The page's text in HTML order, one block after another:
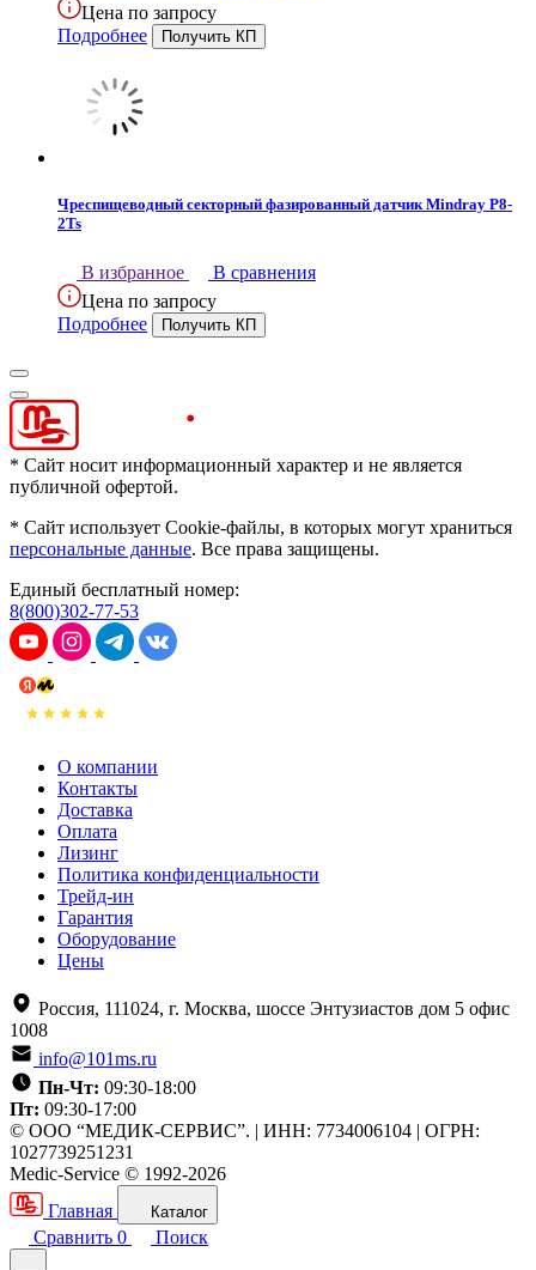
Цена по запросу
Подробнее
Чреспищеводный секторный фазированный датчик Mindray P8-
2Ts
В избранное
В сравнения
Цена по запросу
Подробнее
* Сайт носит информационный характер и не является
публичной офертой.
* Сайт использует Cookie-файлы, в которых могут храниться
персональные данные. Все права защищены.
Единый бесплатный номер:
8(800)302-77-53
О компании
Контакты
Доставка
Оплата
Лизинг
Политика конфиденциальности
Трейд-ин
Гарантия
Оборудование
Цены
Россия, 111024, г. Москва, шоссе Энтузиастов дом 5 офис
1008
info@101ms.ru
Пн-Чт: 09:30-18:00
Пт: 09:30-17:00
© ООО “МЕДИК-СЕРВИС”. | ИНН: 7734006104 | ОГРН:
1027739251231
Medic-Service © 1992-2026
Главная
Каталог
Сравнить 0 Поиск